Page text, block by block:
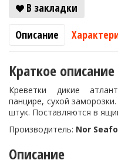
В закладки
Описание
Краткое описание
Креветки дикие
панцире, сухой
штук. Поставляются в
Производитель: Nor
Описание